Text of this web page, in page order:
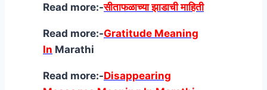
Read more:-सीताफळाच्या झाडाची माहिती
Read more:-Gratitude Meaning
In Marathi
Read more:-Disappearing